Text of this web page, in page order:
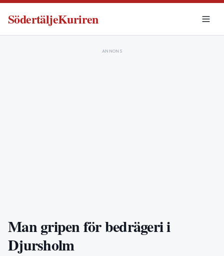
SödertäljeKuriren
ANNONS
Man gripen för bedrägeri i
Djursholm